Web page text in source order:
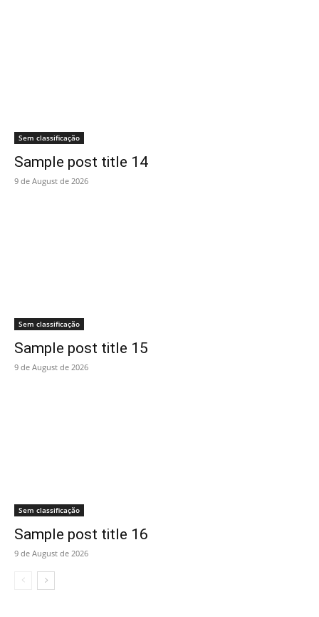
Sem classificação
Sample post title 14
9 de August de 2026
Sem classificação
Sample post title 15
9 de August de 2026
Sem classificação
Sample post title 16
9 de August de 2026